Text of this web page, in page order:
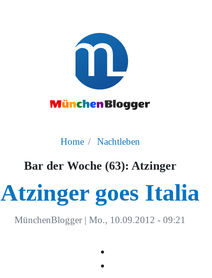
Home Nachtleben
Bar der Woche (63): Atzinger
Atzinger goes Italia
MünchenBlogger | Mo., 10.09.2012 - 09:21